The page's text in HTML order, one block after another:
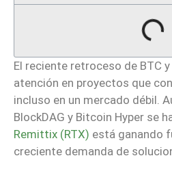
El reciente retroceso de BTC
atención en proyectos que
incluso en un mercado débil.
BlockDAG y Bitcoin Hyper se
Remittix (RTX) está ganando
creciente demanda de